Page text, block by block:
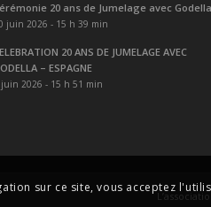
20 ans de Jumelage avec Godella
juin 2026 - 15 h 39 min
20 ANS DE JUMELAGE AVEC
– ESPAGNE
2026 - 15 h 51 min
sur ce site, vous acceptez